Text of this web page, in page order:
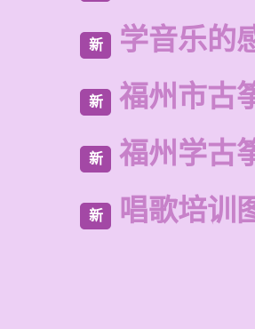
新 学音乐的
新 福州市古
新 福州学古
新 唱歌培训